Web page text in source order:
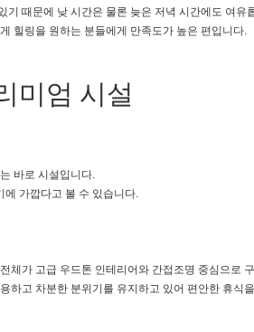
때문에 낮 시간은 물론 늦은 저녁 시간에도 여유
힐링을 원하는 분들에게 만족도가 높은 편입니다.
미엄 시설
바로 시설입니다.
에 가깝다고 볼 수 있습니다.
체가 고급 우드톤 인테리어와 간접조명 중심으로
하고 차분한 분위기를 유지하고 있어 편안한 휴식